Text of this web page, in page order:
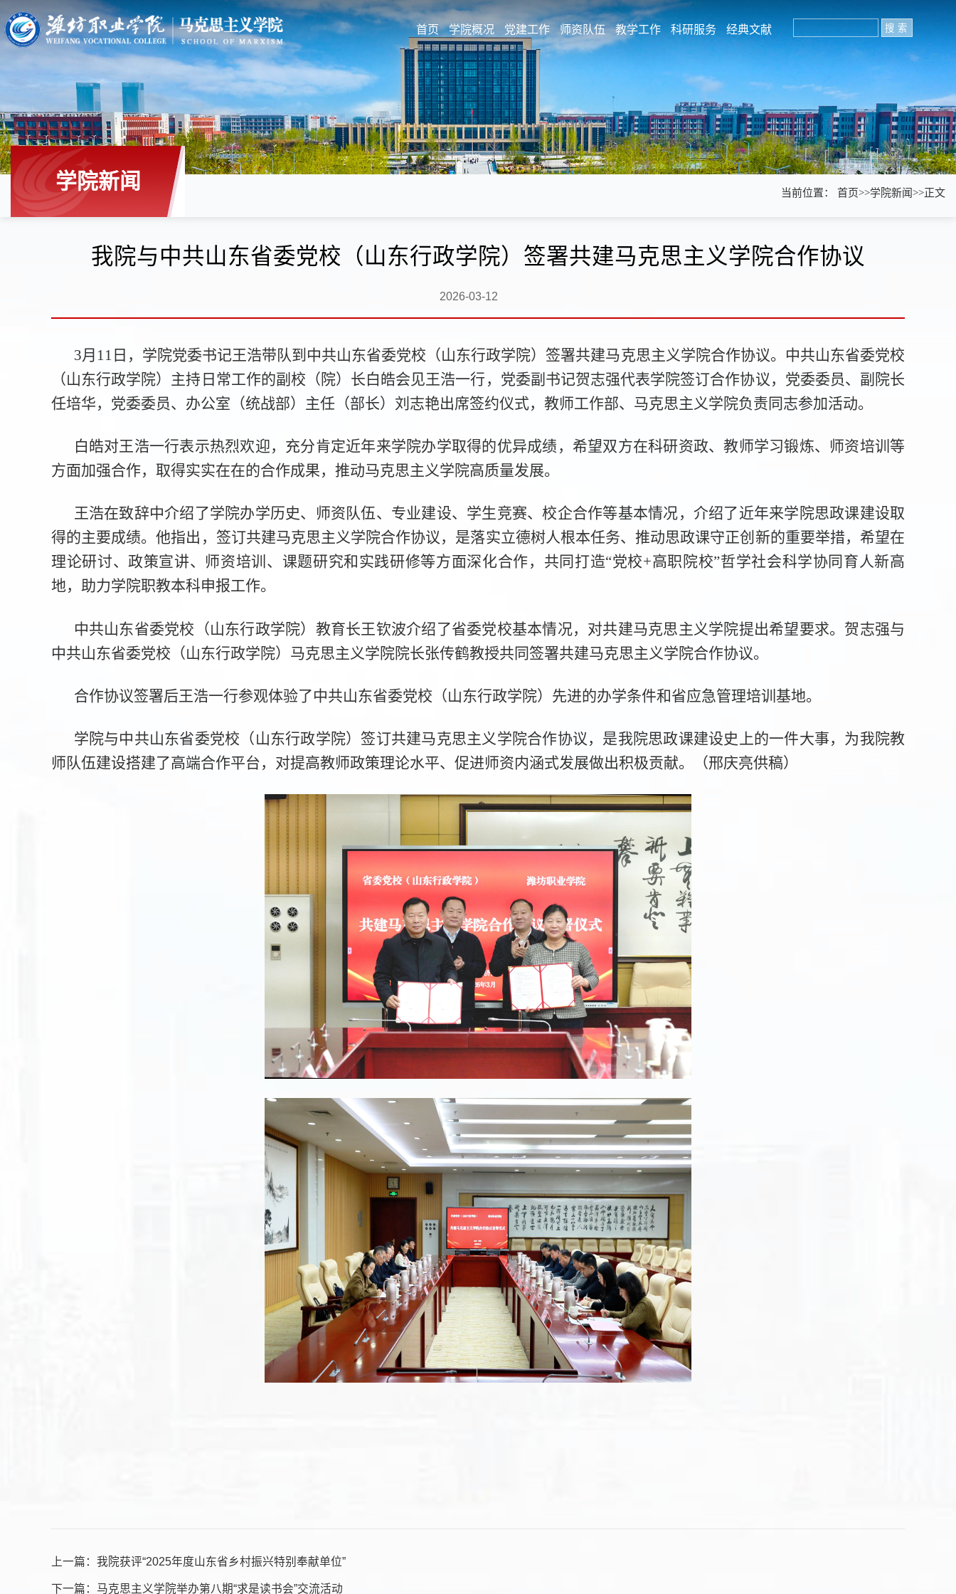
首页 学院概况 党建工作 师资队伍 教学工作 科研服务 经典文献
学院新闻 当前位置： 首页>>学院新闻>>正文
我院与中共山东省委党校（山东行政学院）签署共建马克思主义学院合作协议
2026-03-12
3月11日，学院党委书记王浩带队到中共山东省委党校（山东行政学院）签署共建马克思主义学院合作协议。中共山东省委党校
（山东行政学院）主持日常工作的副校（院）长白皓会见王浩一行，党委副书记贺志强代表学院签订合作协议，党委委员、副院长
任培华，党委委员、办公室（统战部）主任（部长）刘志艳出席签约仪式，教师工作部、马克思主义学院负责同志参加活动。
白皓对王浩一行表示热烈欢迎，充分肯定近年来学院办学取得的优异成绩，希望双方在科研资政、教师学习锻炼、师资培训等
方面加强合作，取得实实在在的合作成果，推动马克思主义学院高质量发展。
王浩在致辞中介绍了学院办学历史、师资队伍、专业建设、学生竞赛、校企合作等基本情况，介绍了近年来学院思政课建设取
得的主要成绩。他指出，签订共建马克思主义学院合作协议，是落实立德树人根本任务、推动思政课守正创新的重要举措，希望在
理论研讨、政策宣讲、师资培训、课题研究和实践研修等方面深化合作，共同打造“党校+高职院校”哲学社会科学协同育人新高
地，助力学院职教本科申报工作。
中共山东省委党校（山东行政学院）教育长王钦波介绍了省委党校基本情况，对共建马克思主义学院提出希望要求。贺志强与
中共山东省委党校（山东行政学院）马克思主义学院院长张传鹤教授共同签署共建马克思主义学院合作协议。
合作协议签署后王浩一行参观体验了中共山东省委党校（山东行政学院）先进的办学条件和省应急管理培训基地。
学院与中共山东省委党校（山东行政学院）签订共建马克思主义学院合作协议，是我院思政课建设史上的一件大事，为我院教
师队伍建设搭建了高端合作平台，对提高教师政策理论水平、促进师资内涵式发展做出积极贡献。（邢庆亮供稿）
上一篇： 我院获评“2025年度山东省乡村振兴特别奉献单位”
下一篇： 马克思主义学院举办第八期“求是读书会”交流活动